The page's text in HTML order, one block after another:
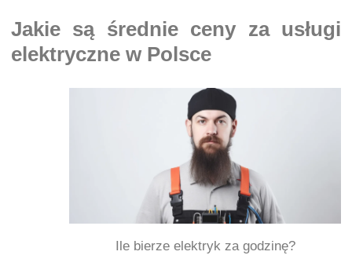
Jakie są średnie ceny za usługi
elektryczne w Polsce
Ile bierze elektryk za godzinę?